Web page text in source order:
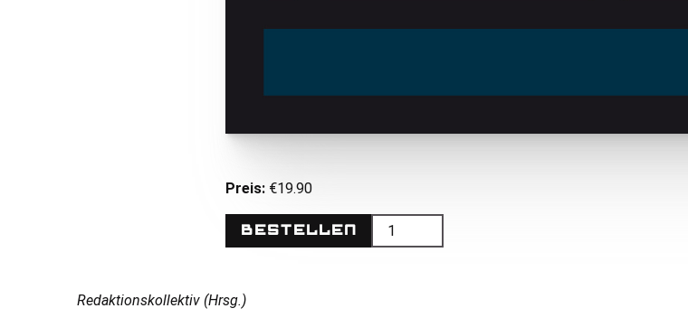
Preis: €19.90
Bestellen
Redaktionskollektiv (Hrsg.)